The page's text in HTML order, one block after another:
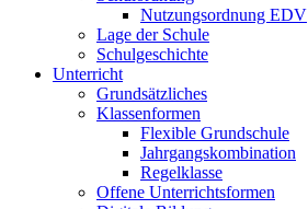
Nutzungsordnung EDV
Lage der Schule
Schulgeschichte
Unterricht
Grundsätzliches
Klassenformen
Flexible Grundschule
Jahrgangskombination
Regelklasse
Offene Unterrichtsformen